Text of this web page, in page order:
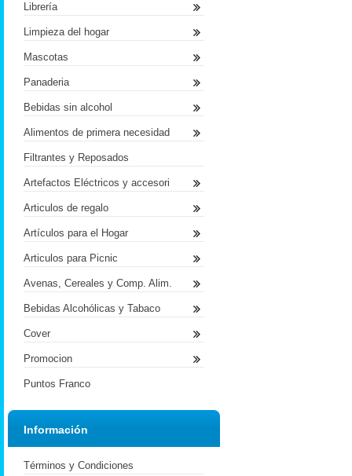
Librería
Limpieza del hogar
Mascotas
Panaderia
Bebidas sin alcohol
Alimentos de primera necesidad
Filtrantes y Reposados
Artefactos Eléctricos y accesori
Articulos de regalo
Artículos para el Hogar
Articulos para Picnic
Avenas, Cereales y Comp. Alim.
Bebidas Alcohólicas y Tabaco
Cover
Promocion
Puntos Franco
Información
Términos y Condiciones